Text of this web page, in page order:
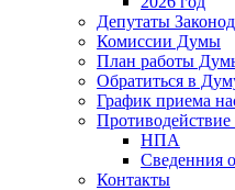
Депутаты
Комиссии Думы
План работы
Обратиться в
График приема
НПА
Сведенния
Контакты